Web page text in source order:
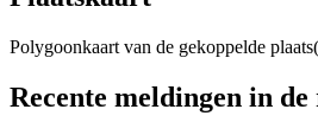
Polygoonkaart van de gekoppelde
Recente meldingen in de